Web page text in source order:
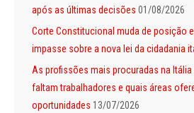
após as últimas decisões 01/08/2026
Corte Constitucional muda de posição
impasse sobre a nova lei da cidadania
As profissões mais procuradas na Itália
faltam trabalhadores e quais áreas
oportunidades 13/07/2026